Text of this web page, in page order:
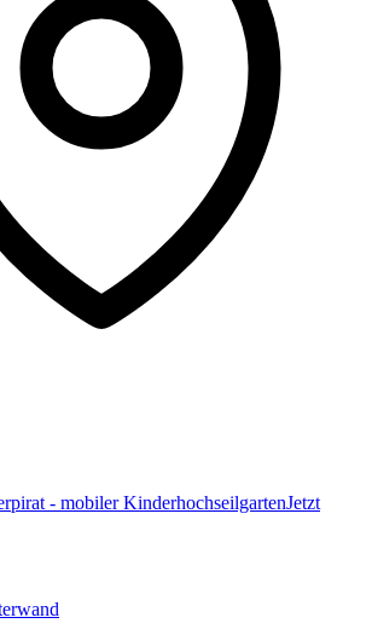
- mobiler KinderhochseilgartenJetzt